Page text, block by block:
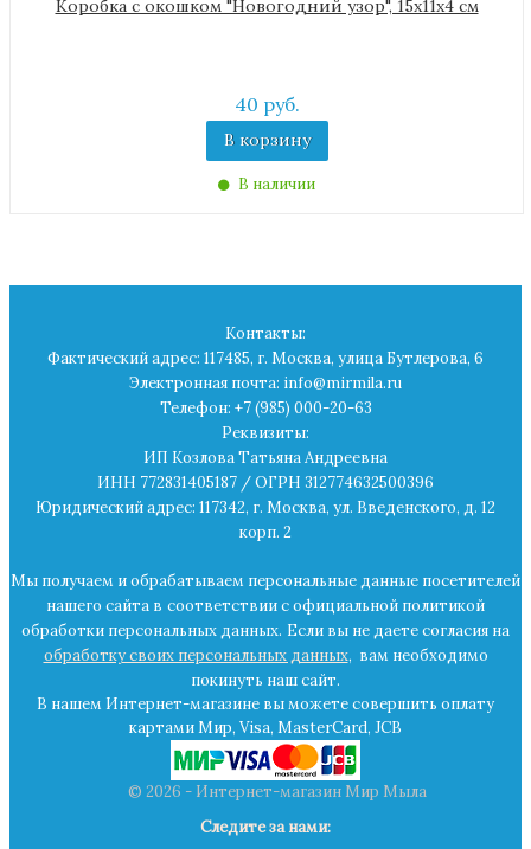
Коробка с окошком "Новогодний узор", 15х11х4 см
40 руб.
В корзину
В наличии
Контакты:
Фактический адрес: 117485, г. Москва, улица Бутлерова, 6
Электронная почта: info@mirmila.ru
Телефон: +7 (985) 000-20-63
Реквизиты:
ИП Козлова Татьяна Андреевна
ИНН 772831405187 / ОГРН 312774632500396
Юридический адрес: 117342, г. Москва, ул. Введенского, д. 12
корп. 2
Мы получаем и обрабатываем персональные данные посетителей
нашего сайта в соответствии с официальной политикой
обработки персональных данных. Если вы не даете согласия на
обработку своих персональных данных, вам необходимо
покинуть наш сайт.
В нашем Интернет-магазине вы можете совершить оплату
картами Мир, Visa, MasterCard, JCB
© 2026 - Интернет-магазин Мир Мыла
Следите за нами: